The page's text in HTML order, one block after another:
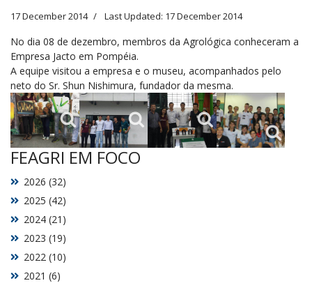
17 December 2014 Last Updated: 17 December 2014
No dia 08 de dezembro, membros da Agrológica conheceram a
Empresa Jacto em Pompéia.
A equipe visitou a empresa e o museu, acompanhados pelo
neto do Sr. Shun Nishimura, fundador da mesma.
FEAGRI EM FOCO
2021 (6)
2022 (10)
2023 (19)
2024 (21)
2025 (42)
2026 (32)